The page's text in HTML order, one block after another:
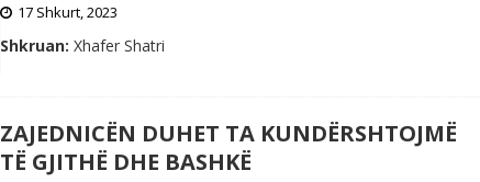
17 Shkurt, 2023
Shkruan: Xhafer Shatri
ZAJEDNICËN DUHET TA KUNDËRSHTOJMË
TË GJITHË DHE BASHKË